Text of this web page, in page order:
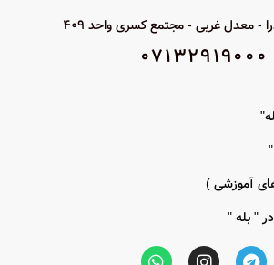
پشتیبانی از فرمت TVI-CVI-AHD-
ANALOG
استاندارد IP66
- معدل غربی - مجتمع کسری واحد 409
07132919000
آموزشی )
" بله "